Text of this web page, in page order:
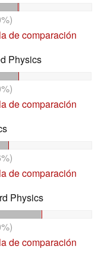
de comparación
Physics
de comparación
de comparación
Physics
de comparación